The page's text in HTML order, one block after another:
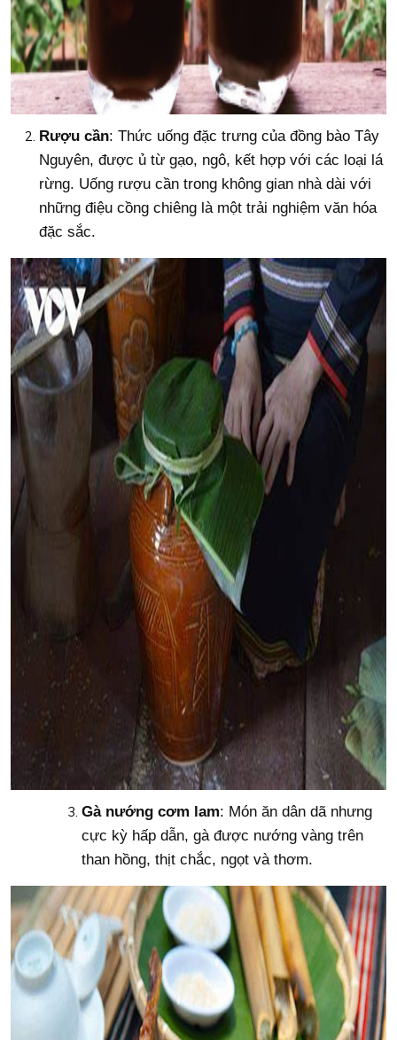
Rượu cần: Thức uống đặc trưng của đồng bào Tây
Nguyên, được ủ từ gạo, ngô, kết hợp với các loại lá
rừng. Uống rượu cần trong không gian nhà dài với
những điệu cồng chiêng là một trải nghiệm văn hóa
đặc sắc.
Gà nướng cơm lam: Món ăn dân dã nhưng
cực kỳ hấp dẫn, gà được nướng vàng trên
than hồng, thịt chắc, ngọt và thơm.